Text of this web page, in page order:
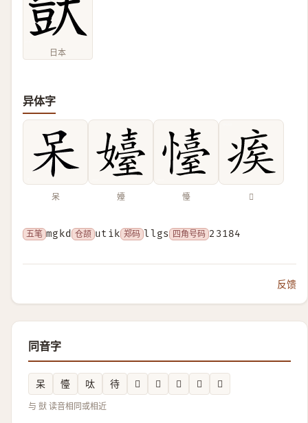
日本
异体字
呆 嬯 懛 𤶗
五笔 mgkd 仓颉 utik 郑码 llgs 四角号码 23184
反馈
同音字
呆 懛 呔 待 𠯪 𣕷 𥆫 𣐮 𤶭
与 獃 读音相同或相近